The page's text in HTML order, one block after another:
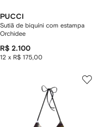
PUCCI
Sutiã de biquíni com estampa
Orchidee
R$ 2.100
12 x R$ 175,00